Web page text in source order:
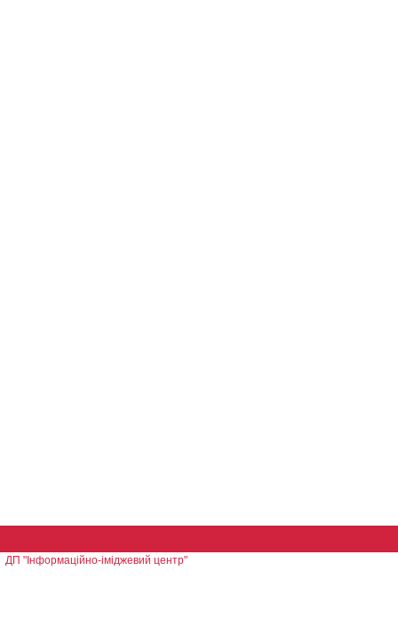
ДП "Інформаційно-іміджевий центр"